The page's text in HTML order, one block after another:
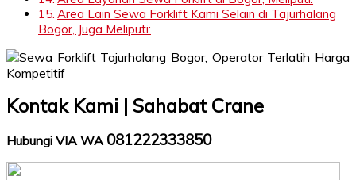
Area Lain Sewa Forklift Kami Selain di Tajurhalang
Bogor, Juga Meliputi:
Kontak Kami | Sahabat Crane
Hubungi VIA WA 081222333850